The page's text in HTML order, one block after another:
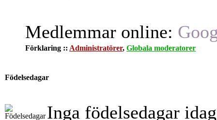
Medlemmar online:
Förklaring :: Administratörer, Globala moderatorer
Födelsedagar
Inga födelsedagar